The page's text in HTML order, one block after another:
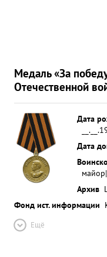
Медаль «За
Отечественной
Дата
Дата
Архив
Фонд ист. информации
Ещё